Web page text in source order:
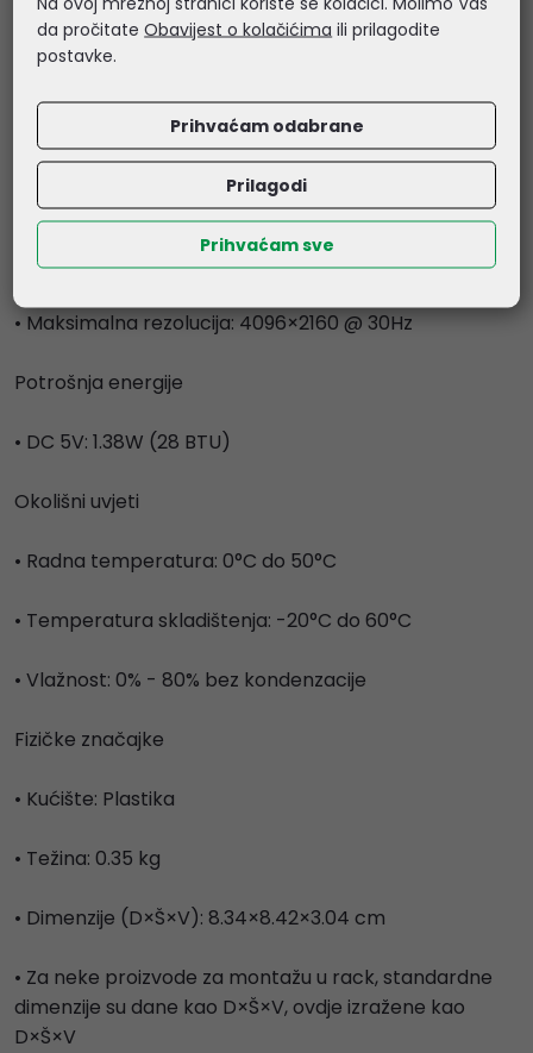
• KVM kabel: 2× 1.2 m
Emulacija
• Tipkovnica / miš: N/A
Video
• Maksimalna rezolucija: 4096×2160 @ 30Hz
Potrošnja energije
• DC 5V: 1.38W (28 BTU)
Okolišni uvjeti
• Radna temperatura: 0°C do 50°C
• Temperatura skladištenja: -20°C do 60°C
• Vlažnost: 0% - 80% bez kondenzacije
Fizičke značajke
• Kućište: Plastika
• Težina: 0.35 kg
• Dimenzije (D×Š×V): 8.34×8.42×3.04 cm
• Za neke proizvode za montažu u rack, standardne
dimenzije su dane kao D×Š×V, ovdje izražene kao
D×Š×V
da pročitateObavijest o kolačićima ili prilagodite
postavke.
Prihvaćam odabrane
Prilagodi
Prihvaćam sve